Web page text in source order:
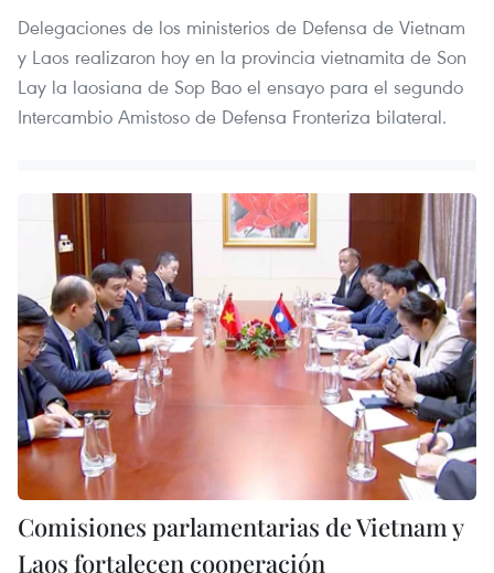
Delegaciones de los ministerios de Defensa de Vietnam
y Laos realizaron hoy en la provincia vietnamita de Son
Lay la laosiana de Sop Bao el ensayo para el segundo
Intercambio Amistoso de Defensa Fronteriza bilateral.
Comisiones parlamentarias de Vietnam y
Laos fortalecen cooperación